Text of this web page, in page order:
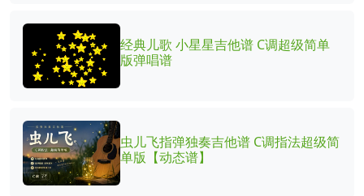
经典儿歌 小星星吉他谱 C调超级简单
版弹唱谱
虫儿飞指弹独奏吉他谱 C调指法超级简
单版【动态谱】